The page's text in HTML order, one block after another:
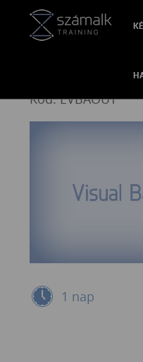
VISSZA
Outlook
Kód: EVBAOUT
1 nap